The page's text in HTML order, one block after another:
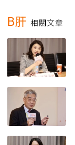
B肝 相關文章